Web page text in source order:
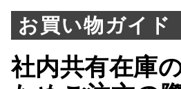
お買い物
社内共有在庫